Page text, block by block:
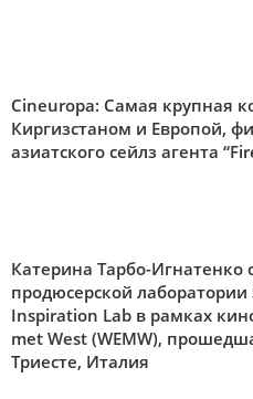
Cineuropa: Самая крупная
Киргизстаном и Европой,
азиатского сейлз агента
Катерина Тарбо-Игнатенко
продюсерской лаборатории
Inspiration Lab в рамках
met West (WEMW),
Триесте, Италия